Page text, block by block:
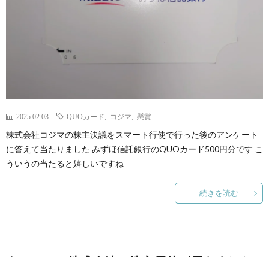
2025.02.03 QUOカード コジマ 懸賞
株式会社コジマの株主決議をスマート行使で行った後のアンケート
に答えて当たりました みずほ信託銀行のQUOカード500円分です こ
ういうの当たると嬉しいですね
続きを読む